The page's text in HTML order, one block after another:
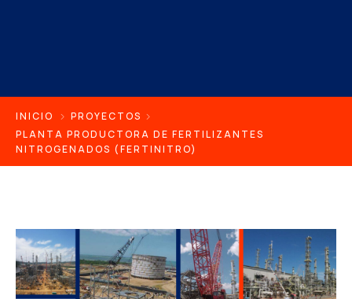
INICIO
PROYECTOS
PLANTA PRODUCTORA DE FERTILIZANTES
NITROGENADOS (FERTINITRO)